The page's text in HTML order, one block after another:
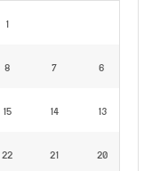
1
6
7
8
13
14
15
20
21
22